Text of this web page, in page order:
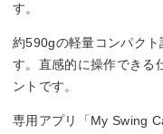
す。
約590gの軽量コンパク
す。直感的に操作できる
ントです。
専用アプリ「My Swing